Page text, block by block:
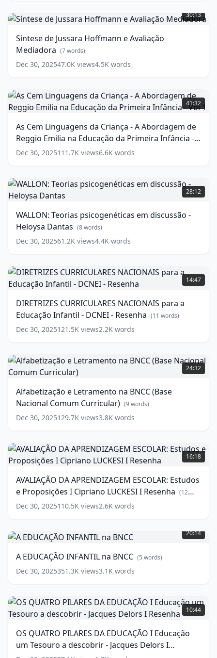
livro
words)
de
Jussara
e
Avaliação
Mediadora (7
30:13
Síntese de Jussara Hoffmann e Avaliação
Mediadora (7words)
Dec 30, 202547.0K views4.5K words
As
Cem
Linguagens
Criança
A
Abordagem
Reggio
Emilia
na
da
Primeira
1
words)
41:32
As Cem Linguagens da Criança - A Abordagem de
Reggio Emilia na Educação da Primeira Infância -
Vol 1
19words)
Dec 30, 2025111.7K views6.6K words
WALLON:
Teorias
psicogenéticas
discussão
Heloysa
Dantas
28:12
WALLON: Teorias psicogenéticas em discussão -
Heloysa Dantas (8words)
Dec 30, 202561.2K views4.4K words
DIRETRIZES
CURRICULARES
NACIONAIS
a
Educação
Infantil
-
Resenha (11
words)
14:47
DIRETRIZES CURRICULARES NACIONAIS para a
Educação Infantil - DCNEI - Resenha (11 words)
Dec 30, 2025121.5K views2.2K words
Alfabetização
e
Letramento
BNCC
(Base
Nacional
Comum
words)
24:32
Alfabetização e Letramento na BNCC (Base
Nacional Comum Curricular) (9words)
Dec 30, 2025129.7K views3.8K words
AVALIAÇÃO
DA
APRENDIZAGEM
Estudos
e
Proposições
LUCKESI
I
12
words)
16:18
AVALIAÇÃO DA APRENDIZAGEM ESCOLAR: Estudos
e Proposições I Cipriano LUCKESI I Resenha (12
words)
Dec 30, 2025110.5K views2.6K words
EDUCAÇÃO
INFANTIL
BNCC (5
words)
20:14
A EDUCAÇÃO INFANTIL na BNCC (5 words)
Dec 30, 2025351.3K views3.1K words
OS
QUATRO
PILARES
EDUCAÇÃO
Educação
10:44
OS QUATRO PILARES DA EDUCAÇÃO I Educação
um Tesouro a descobrir - Jacques Delors I